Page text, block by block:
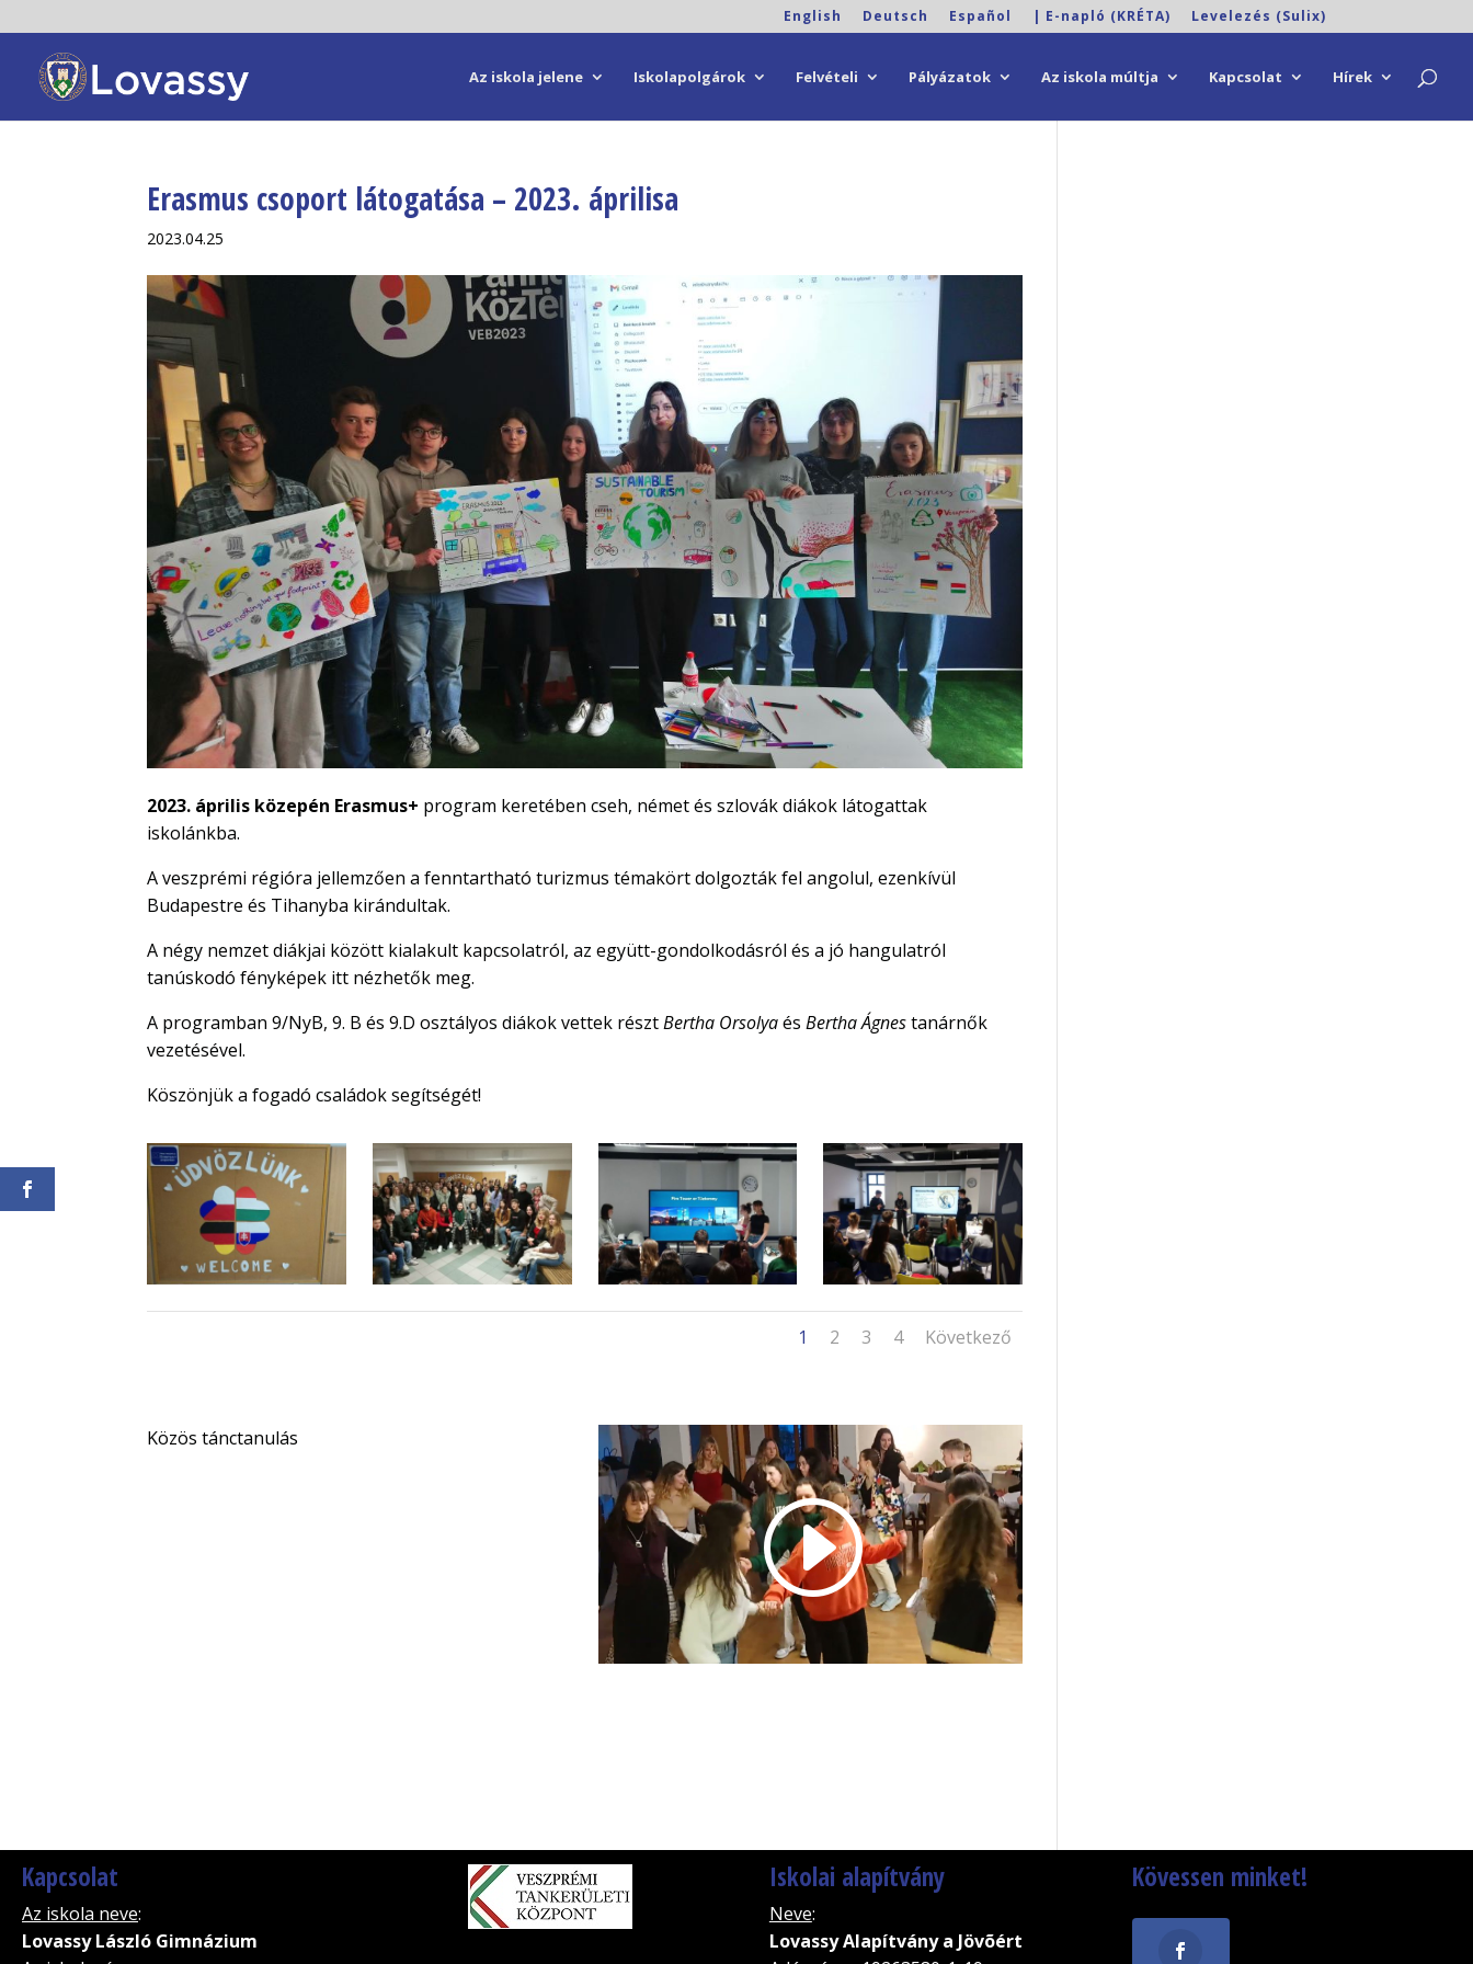
English Deutsch Español | E-napló (KRÉTA) Levelezés (Sulix)
Az iskola jelene Iskolapolgárok Felvételi Pályázatok Az iskola múltja Kapcsolat Hírek
Erasmus csoport látogatása – 2023. áprilisa
2023.04.25
2023. április közepén Erasmus+ program keretében cseh, német és szlovák diákok látogattak
iskolánkba.
A veszprémi régióra jellemzően a fenntartható turizmus témakört dolgozták fel angolul, ezenkívül
Budapestre és Tihanyba kirándultak.
A négy nemzet diákjai között kialakult kapcsolatról, az együtt-gondolkodásról és a jó hangulatról
tanúskodó fényképek itt nézhetők meg.
A programban 9/NyB, 9. B és 9.D osztályos diákok vettek résztBertha OrsolyaésBertha Ágnestanárnők
vezetésével.
Köszönjük a fogadó családok segítségét!
1 2 3 4 Következő
Közös tánctanulás
Kapcsolat
Az iskola neve:
Lovassy László Gimnázium
Iskolai alapítvány
Neve:
Lovassy Alapítvány a Jövõért
Kövessen minket!